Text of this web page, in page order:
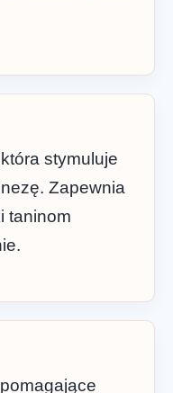
stymuluje
Zapewnia
taninom